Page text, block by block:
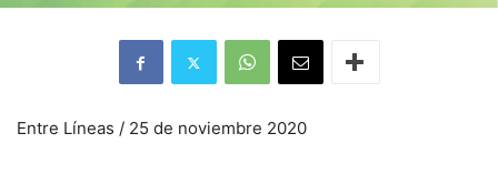
Entre Líneas / 25 de noviembre 2020